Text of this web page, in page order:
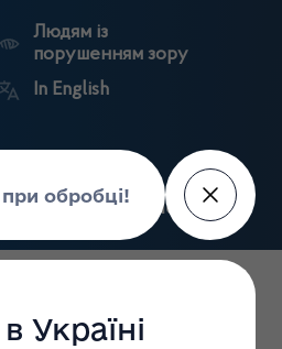
Людям із
порушенням зору
In English
Пошук
портал
Держлікслужби